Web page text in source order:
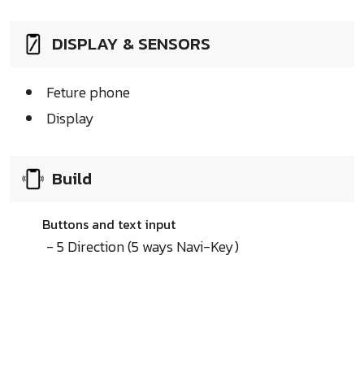
DISPLAY & SENSORS
Feture phone
Display
Build
Buttons and text input
- 5 Direction (5 ways Navi-Key)